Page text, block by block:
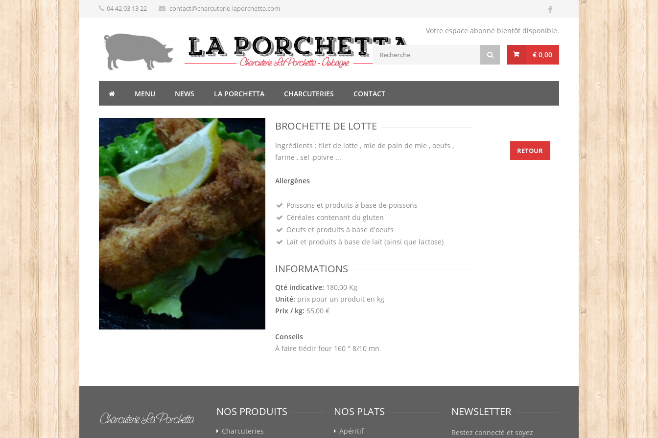
04 42 03 13 22 contact@charcuterie-laporchetta.com
Votre espace abonné bientôt disponible.
€ 0,00
MENU NEWS LA PORCHETTA CHARCUTERIES CONTACT
BROCHETTE DE LOTTE
Ingrédients : filet de lotte , mie de pain de mie , oeufs ,
farine , sel ,poivre ...
Allergènes
Poissons et produits à base de poissons
Céréales contenant du gluten
Oeufs et produits à base d'oeufs
Lait et produits à base de lait (ainsi que lactose)
INFORMATIONS
Qté indicative: 180,00 Kg
Unité: prix pour un produit en kg
Prix / kg: 55,00 €
Conseils
À faire tiédir four 160 ° 8/10 mn
RETOUR
NOS PRODUITS
Charcuteries
NOS PLATS
Apéritif
NEWSLETTER
Restez connecté et soyez